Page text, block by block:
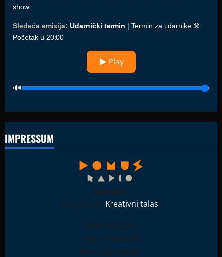
show.
Sledeća emisija: Udarnički termin | Termin za udarnike ⚒️
Početak u 20:00
▶ Play
IMPRESSUM
Osnivač:
Udruženje "Kreativni talas"
MB: 28396511
PIB: 114944708
Dinarski račun: